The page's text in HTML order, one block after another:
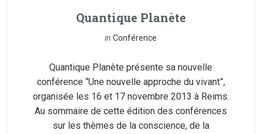
Quantique Planète
inConférence
Quantique Planète présente sa nouvelle
conférence “Une nouvelle approche du vivant”,
organisée les 16 et 17 novembre 2013 à Reims.
Au sommaire de cette édition des conférences
sur les thèmes de la conscience, de la